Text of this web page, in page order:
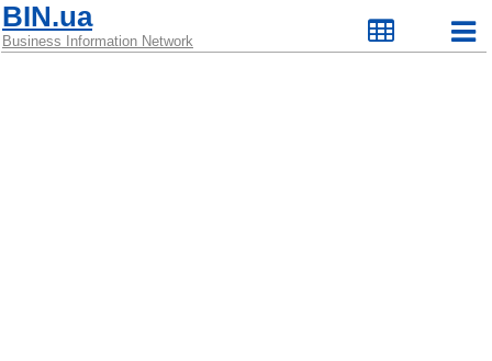
BIN.ua
Business Information Network